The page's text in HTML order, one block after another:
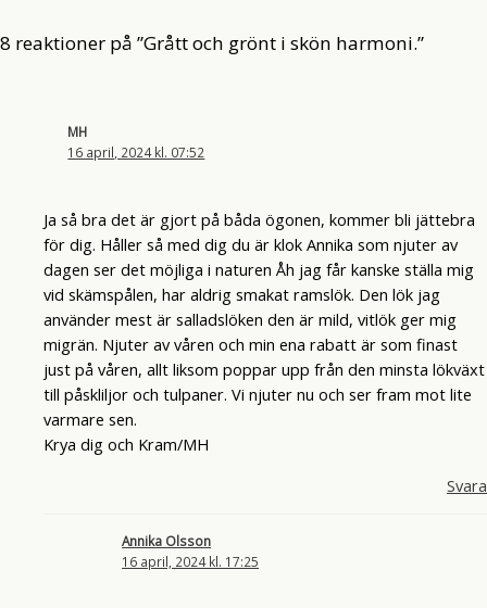
8 reaktioner på ”Grått och grönt i skön harmoni.”
MH
16 april, 2024 kl. 07:52
Ja så bra det är gjort på båda ögonen, kommer bli jättebra
för dig. Håller så med dig du är klok Annika som njuter av
dagen ser det möjliga i naturen Åh jag får kanske ställa mig
vid skämspålen, har aldrig smakat ramslök. Den lök jag
använder mest är salladslöken den är mild, vitlök ger mig
migrän. Njuter av våren och min ena rabatt är som finast
just på våren, allt liksom poppar upp från den minsta lökväxt
till påskliljor och tulpaner. Vi njuter nu och ser fram mot lite
varmare sen.
Krya dig och Kram/MH
Svara
Annika Olsson
16 april, 2024 kl. 17:25